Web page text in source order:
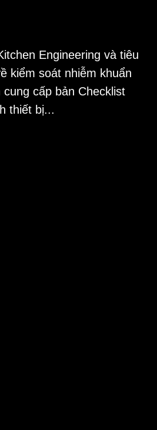
Engineering và tiêu
kiểm soát nhiễm khuẩn
cấp bản Checklist
thiết bị...